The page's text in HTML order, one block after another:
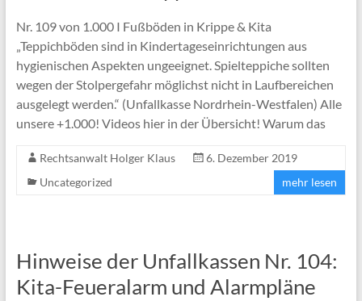
Nr. 109 von 1.000 I Fußböden in Krippe & Kita
„Teppichböden sind in Kindertageseinrichtungen aus
hygienischen Aspekten ungeeignet. Spielteppiche sollten
wegen der Stolpergefahr möglichst nicht in Laufbereichen
ausgelegt werden.“ (Unfallkasse Nordrhein-Westfalen) Alle
unsere +1.000! Videos hier in der Übersicht! Warum das
Rechtsanwalt Holger Klaus
6. Dezember 2019
Uncategorized
mehr lesen
Hinweise der Unfallkassen Nr. 104:
Kita-Feueralarm und Alarmpläne